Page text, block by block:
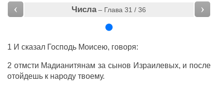
‹ Числа– Глава 31 / 36 ›
1 И сказал Господь Моисею, говоря:
2 отмсти Мадианитянам за сынов Израилевых, и после
отойдешьк народутвоему.